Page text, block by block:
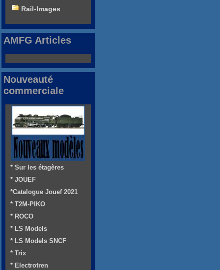
Rail-Images
AMFG Articles
Nouveauté
commerciale
* Sur les étagères
* JOUEF
*Catalogue Jouef 2021
* T2M-PIKO
* ROCO
* LS Models
* LS Models SNCF
* Trix
* Electrotren